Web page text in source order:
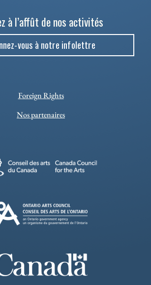
à l’affût de nos activités
vous à notre infolettre
Foreign Rights
Nos partenaires